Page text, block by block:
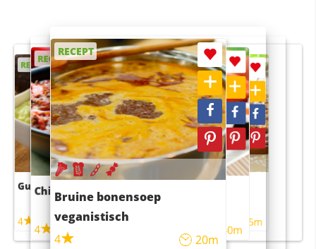
RECEPT
Guacamole
4
RECEPT
Chili con carne
4 45m
RECEPT
Bruine bonensoep
veganistisch
4
20m
RECEPT
Sushi rijstsalade
maaltijdsalade
40m
RECEPT
4 55m